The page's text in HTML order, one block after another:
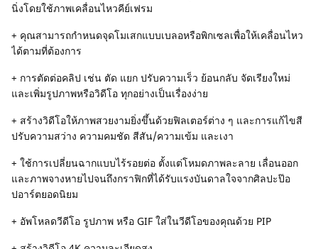
นิ่งโดยใช้ภาพเคลื่อนไหวคีย์เฟรม
+ คุณสามารถกำหนดจุดโมเสกแบบเบลอหรือพิกเซลเพื่อให้เคลื่อนไหว
ได้ตามที่ต้องการ
+ การตัดต่อคลิป เช่น ตัด แยก ปรับความเร็ว ย้อนกลับ จัดเรียงใหม่
และเพิ่มรูปภาพหรือวิดีโอ ทุกอย่างเป็นเรื่องง่าย
+ สร้างวิดีโอให้ภาพสวยงามยิ่งขึ้นด้วยฟิลเตอร์ต่าง ๆ และการแก้ไขสี
ปรับความสว่าง ความคมชัด สีสัน/ความเข้ม และเงา
+ ใช้การเปลี่ยนฉากแบบไร้รอยต่อ ตั้งแต่โหมดภาพละลาย เลื่อนออก
และภาพจางหายไปจนถึงกราฟิกที่ได้รับแรงบันดาลใจจากศิลปะป๊อ
ปอาร์ตยอดนิยม
+ อัพโหลดวีดีโอ รูปภาพ หรือ GIF ใส่ในวีดีโอของคุณด้วย PIP